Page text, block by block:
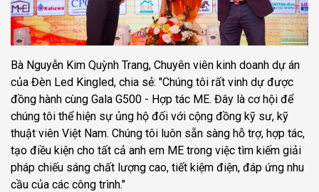
Bà Nguyễn Kim Quỳnh Trang, Chuyên viên kinh doanh dự án
của Đèn Led Kingled, chia sẻ: "Chúng tôi rất vinh dự được
đồng hành cùng Gala G500 - Hợp tác ME. Đây là cơ hội để
chúng tôi thể hiện sự ủng hộ đối với cộng đồng kỹ sư, kỹ
thuật viên Việt Nam. Chúng tôi luôn sẵn sàng hỗ trợ, hợp tác,
tạo điều kiện cho tất cả anh em ME trong việc tìm kiếm giải
pháp chiếu sáng chất lượng cao, tiết kiệm điện, đáp ứng nhu
cầu của các công trình."